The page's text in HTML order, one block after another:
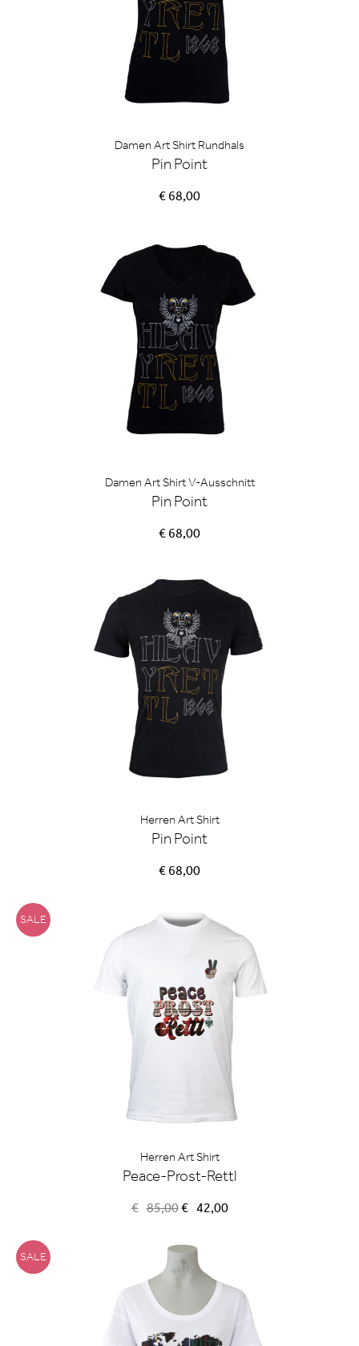
Damen Art Shirt Rundhals
Pin Point
€ 68,00
Damen Art Shirt V-Ausschnitt
Pin Point
€ 68,00
Herren Art Shirt
Pin Point
€ 68,00
SALE
Herren Art Shirt
Peace-Prost-Rettl
€ 85,00Ursprünglicher
€85,00
€ 42,00Aktueller
SALE